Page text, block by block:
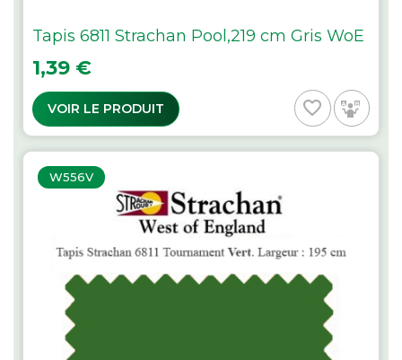
Tapis 6811 Strachan Pool,219 cm Gris WoE
Prix
1,39 €
VOIR LE PRODUIT favorite_border
W556V